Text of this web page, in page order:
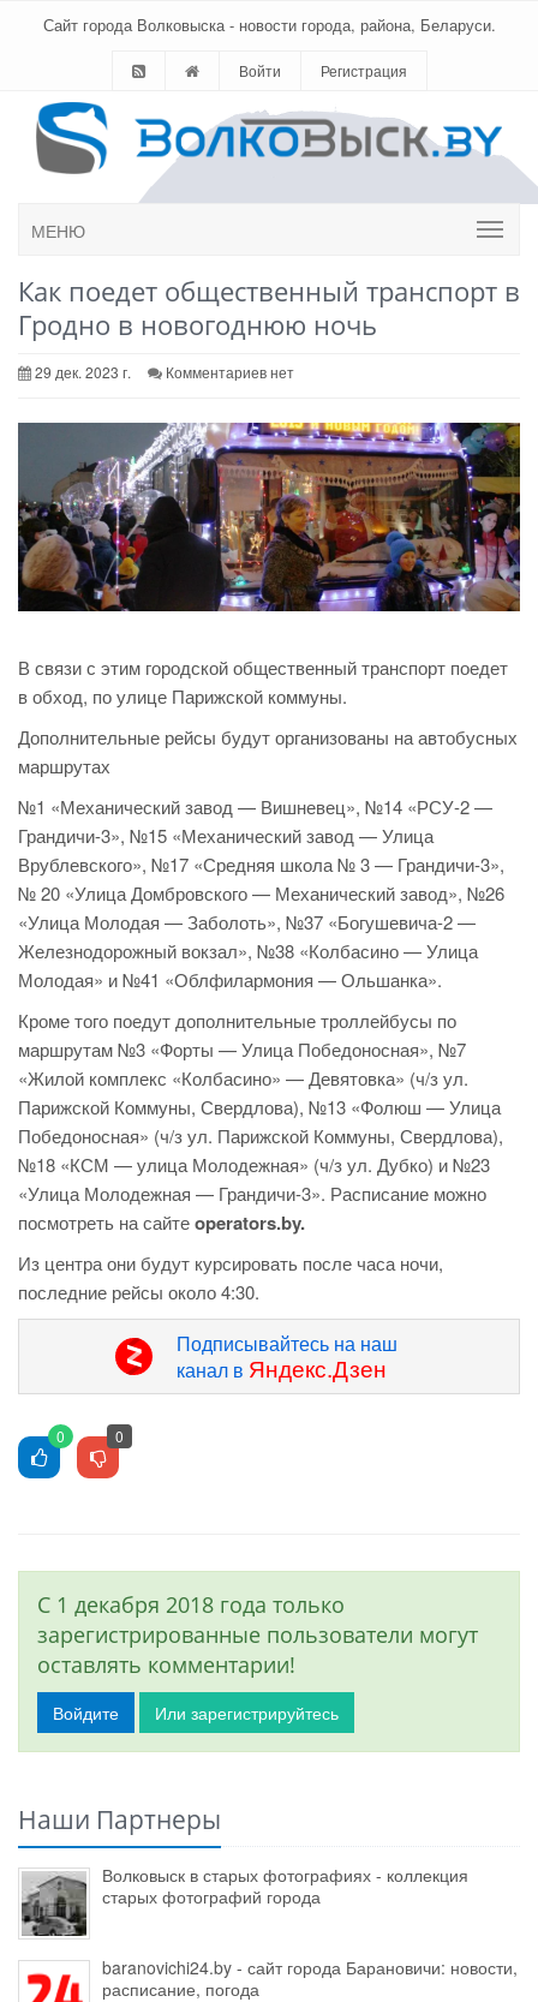
Сайт города Волковыска - новости города, района, Беларуси.
Войти Регистрация
МЕНЮ
Как поедет общественный транспорт в
Гродно в новогоднюю ночь
29 дек. 2023 г. Комментариев нет
В связи с этим городской общественный транспорт поедет
в обход, по улице Парижской коммуны.
Дополнительные рейсы будут организованы на автобусных
маршрутах
№1 «Механический завод — Вишневец», №14 «РСУ-2 —
Грандичи-3», №15 «Механический завод — Улица
Врублевского», №17 «Средняя школа № 3 — Грандичи-3»,
№ 20 «Улица Домбровского — Механический завод», №26
«Улица Молодая — Заболоть», №37 «Богушевича-2 —
Железнодорожный вокзал», №38 «Колбасино — Улица
Молодая» и №41 «Облфилармония — Ольшанка».
Кроме того поедут дополнительные троллейбусы по
маршрутам №3 «Форты — Улица Победоносная», №7
«Жилой комплекс «Колбасино» — Девятовка» (ч/з ул.
Парижской Коммуны, Свердлова), №13 «Фолюш — Улица
Победоносная» (ч/з ул. Парижской Коммуны, Свердлова),
№18 «КСМ — улица Молодежная» (ч/з ул. Дубко) и №23
«Улица Молодежная — Грандичи-3». Расписание можно
посмотреть на сайтеoperators.by.
Из центра они будут курсировать после часа ночи,
последние рейсы около 4:30.
Подписывайтесь на наш
канал в Яндекс.Дзен
0 0
С 1 декабря 2018 года только
зарегистрированные пользователи могут
оставлять комментарии!
Войдите Или зарегистрируйтесь
Наши Партнеры
Волковыск в старых фотографиях - коллекция
старых фотографий города
baranovichi24.by - сайт города Барановичи: новости,
расписание, погода